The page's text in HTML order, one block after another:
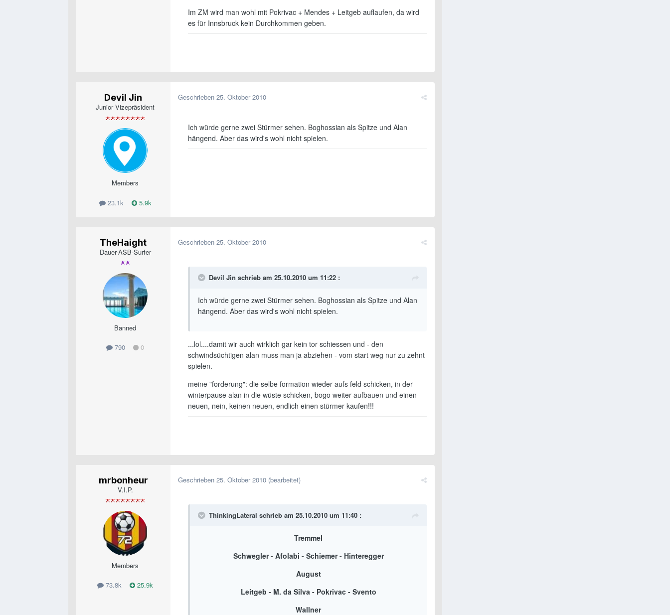
Im ZM wird man wohl mit Pokrivac + Mendes + Leitgeb auflaufen, da wird
es für Innsbruck kein Durchkommen geben.
Devil Jin
Junior Vizepräsident
Members
23.1k 5.9k
Geschrieben 25. Oktober 2010
Ich würde gerne zwei Stürmer sehen. Boghossian als Spitze und Alan
hängend. Aber das wird's wohl nicht spielen.
TheHaight
Dauer-ASB-Surfer
Banned
790 0
Geschrieben 25. Oktober 2010
Devil Jin schrieb am 25.10.2010 um 11:22 :
Ich würde gerne zwei Stürmer sehen. Boghossian als Spitze und Alan
hängend. Aber das wird's wohl nicht spielen.
...lol....damit wir auch wirklich gar kein tor schiessen und - den
schwindsüchtigen alan muss man ja abziehen - vom start weg nur zu zehnt
spielen.
meine "forderung": die selbe formation wieder aufs feld schicken, in der
winterpause alan in die wüste schicken, bogo weiter aufbauen und einen
neuen, nein, keinen neuen, endlich einen stürmer kaufen!!!
mrbonheur
V.I.P.
Members
73.8k 25.9k
Geschrieben 25. Oktober 2010 (bearbeitet)
ThinkingLateral schrieb am 25.10.2010 um 11:40 :
Tremmel
Schwegler - Afolabi - Schiemer - Hinteregger
August
Leitgeb - M. da Silva - Pokrivac - Svento
Wallner